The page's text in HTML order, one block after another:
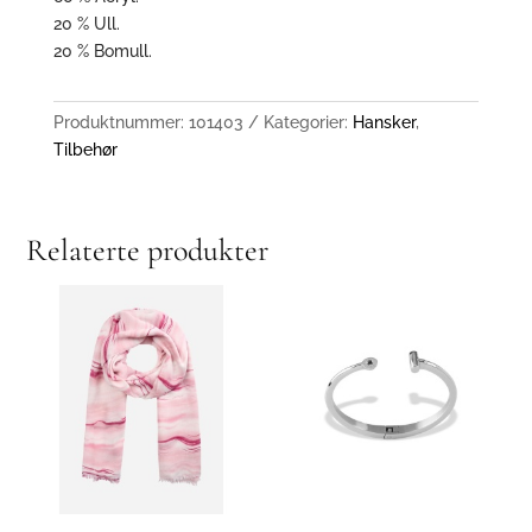
20 % Ull.
20 % Bomull.
Produktnummer: 101403 Kategorier: Hansker,
Tilbehør
Relaterte produkter